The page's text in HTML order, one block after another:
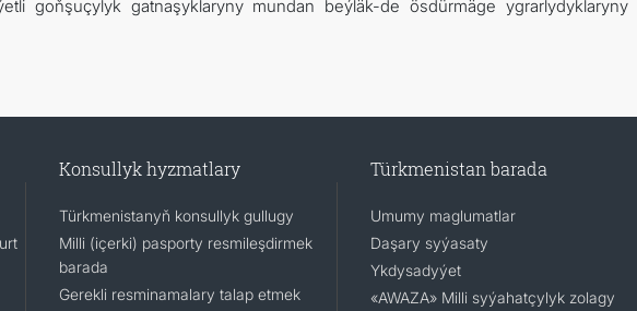
goňşuçylyk gatnaşyklaryny mundan beýläk-de ösdürmäge ygrarlydyklaryny
Konsullyk hyzmatlary
Türkmenistanyň konsullyk gullugy
Milli (içerki) pasporty resmileşdirmek
barada
Gerekli resminamalary talap etmek
Türkmenistan barada
Umumy maglumatlar
Daşary syýasaty
Ykdysadyýet
«AWAZA» Milli syýahatçylyk zolagy